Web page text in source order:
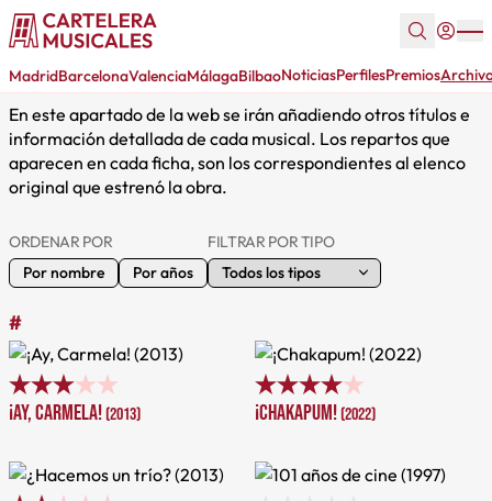
MadridBarcelonaValenciaMálagaBilbaoNoticiasPerfilesPremios
Musicales estrenados en España, que actualmente ya no
están en cartel.
En este apartado de la web se irán añadiendo otros títulos e
información detallada de cada musical. Los repartos que
aparecen en cada ficha, son los correspondientes al elenco
original que estrenó la obra.
ORDENAR POR
Por nombre
Por años
FILTRAR POR TIPO
#
¡Ay, Carmela!(2013) ¡Chakapum!(2022)